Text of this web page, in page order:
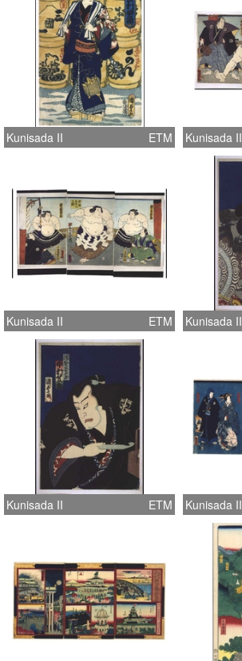
Kunisada II ETM Kunisada II
Kunisada II ETM Kunisada II
Kunisada II ETM Kunisada II